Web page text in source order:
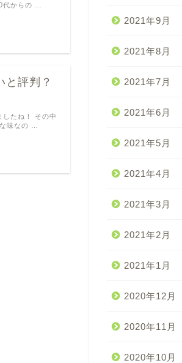
代からの …
と評判？
したね！ その中
味なの …
2021年9月
2021年8月
2021年7月
2021年6月
2021年5月
2021年4月
2021年3月
2021年2月
2021年1月
2020年12月
2020年11月
2020年10月